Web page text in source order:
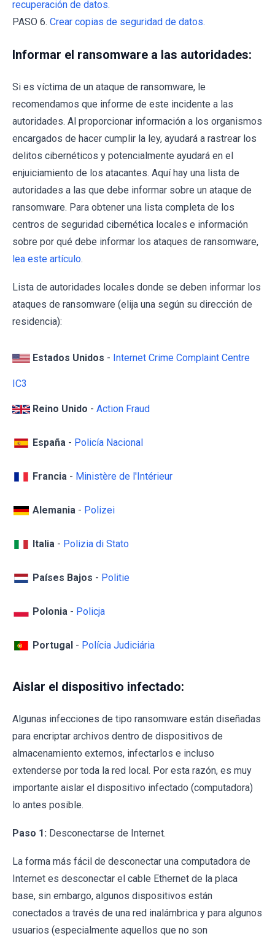
recuperación de datos.
PASO 6. Crear copias de seguridad de datos.
Informar el ransomware a las autoridades:
Si es víctima de un ataque de ransomware, le
recomendamos que informe de este incidente a las
autoridades. Al proporcionar información a los organismos
encargados de hacer cumplir la ley, ayudará a rastrear los
delitos cibernéticos y potencialmente ayudará en el
enjuiciamiento de los atacantes. Aquí hay una lista de
autoridades a las que debe informar sobre un ataque de
ransomware. Para obtener una lista completa de los
centros de seguridad cibernética locales e información
sobre por qué debe informar los ataques de ransomware,
lea este artículo.
Lista de autoridades locales donde se deben informar los
ataques de ransomware (elija una según su dirección de
residencia):
Estados Unidos - Internet Crime Complaint Centre
IC3
Reino Unido - Action Fraud
España - Policía Nacional
Francia - Ministère de l'Intérieur
Alemania - Polizei
Italia - Polizia di Stato
Países Bajos - Politie
Polonia - Policja
Portugal - Polícia Judiciária
Aislar el dispositivo infectado:
Algunas infecciones de tipo ransomware están diseñadas
para encriptar archivos dentro de dispositivos de
almacenamiento externos, infectarlos e incluso
extenderse por toda la red local. Por esta razón, es muy
importante aislar el dispositivo infectado (computadora)
lo antes posible.
Paso 1: Desconectarse de Internet.
La forma más fácil de desconectar una computadora de
Internet es desconectar el cable Ethernet de la placa
base, sin embargo, algunos dispositivos están
conectados a través de una red inalámbrica y para algunos
usuarios (especialmente aquellos que no son